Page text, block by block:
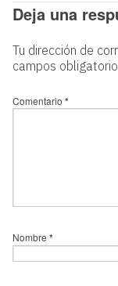
Deja una
Tu dirección de
campos
Comentario *
Nombre *